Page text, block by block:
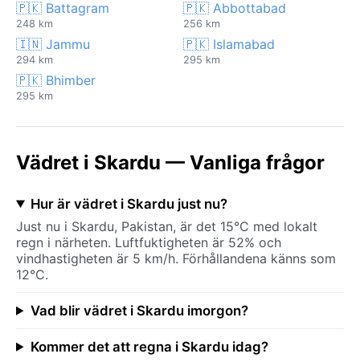
🇵🇰 Battagram
248 km
🇵🇰 Abbottabad
256 km
🇮🇳 Jammu
294 km
🇵🇰 Islamabad
295 km
🇵🇰 Bhimber
295 km
Vädret i Skardu — Vanliga frågor
Hur är vädret i Skardu just nu?
Just nu i Skardu, Pakistan, är det 15°C med lokalt
regn i närheten. Luftfuktigheten är 52% och
vindhastigheten är 5 km/h. Förhållandena känns som
12°C.
Vad blir vädret i Skardu imorgon?
Kommer det att regna i Skardu idag?